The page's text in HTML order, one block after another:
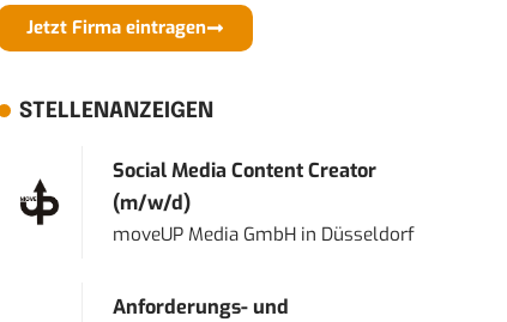
Jetzt Firma eintragen
STELLENANZEIGEN
Social Media Content Creator
(m/w/d)
moveUP Media GmbH in Düsseldorf
Anforderungs- und